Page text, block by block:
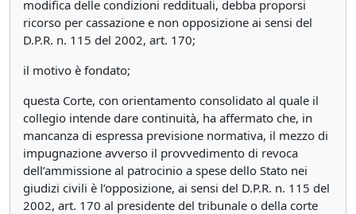
modifica delle condizioni reddituali, debba proporsi
ricorso per cassazione e non opposizione ai sensi del
D.P.R. n. 115 del 2002, art. 170;
il motivo è fondato;
questa Corte, con orientamento consolidato al quale il
collegio intende dare continuità, ha affermato che, in
mancanza di espressa previsione normativa, il mezzo di
impugnazione avverso il provvedimento di revoca
dell’ammissione al patrocinio a spese dello Stato nei
giudizi civili è l’opposizione, ai sensi del D.P.R. n. 115 del
2002, art. 170 al presidente del tribunale o della corte